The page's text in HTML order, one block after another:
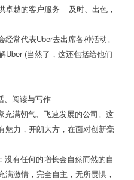
越的客户服务 – 及时、出色，
常代表Uber去出席各种活动。
Uber (当然了，这还包括给他们
、阅读与写作
充满朝气、飞速发展的公司。这
魅力，开朗大方，在面对创新毫
没有任何的增长会自然而然的自
激情，完全自主，无所畏惧，